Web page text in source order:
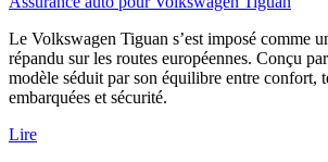
Le Volkswagen Tiguan s’est imposé comme
répandu sur les routes européennes. Conçu
modèle séduit par son équilibre entre confort,
embarquées et sécurité.
Lire